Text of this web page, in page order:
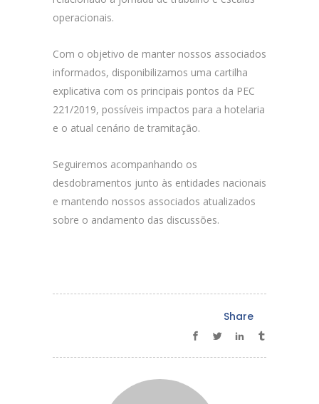
operacionais.
Com o objetivo de manter nossos associados
informados, disponibilizamos uma cartilha
explicativa com os principais pontos da PEC
221/2019, possíveis impactos para a hotelaria
e o atual cenário de tramitação.
Seguiremos acompanhando os
desdobramentos junto às entidades nacionais
e mantendo nossos associados atualizados
sobre o andamento das discussões.
Share